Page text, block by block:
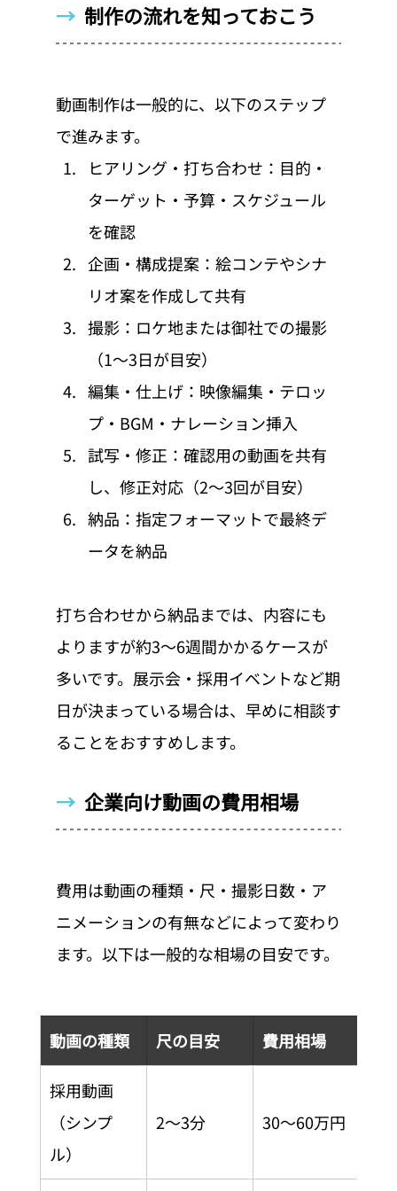
→ 制作の流れを知っておこう
動画制作は一般的に、以下のステップ
で進みます。
ヒアリング・打ち合わせ：目的・
ターゲット・予算・スケジュール
を確認
企画・構成提案：絵コンテやシナ
リオ案を作成して共有
撮影：ロケ地または御社での撮影
（1〜3日が目安）
編集・仕上げ：映像編集・テロッ
プ・BGM・ナレーション挿入
試写・修正：確認用の動画を共有
し、修正対応（2〜3回が目安）
納品：指定フォーマットで最終デ
ータを納品
打ち合わせから納品までは、内容にも
よりますが約3〜6週間かかるケースが
多いです。展示会・採用イベントなど期
日が決まっている場合は、早めに相談す
ることをおすすめします。
→ 企業向け動画の費用相場
費用は動画の種類・尺・撮影日数・ア
ニメーションの有無などによって変わり
ます。以下は一般的な相場の目安です。
動画の種類 尺の目安 費用相場
採用動画
（シンプ
ル）
2〜3分 30〜60万円